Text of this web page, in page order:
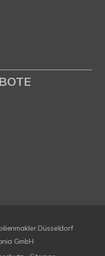
Düsseldorf
GmbH